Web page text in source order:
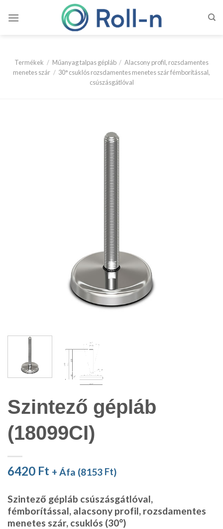
Termékek / Műanyag talpas gépláb / Alacsony profil, rozsdamentes
menetes szár / 30° csuklós rozsdamentes menetes szár fémborítással,
csúszásgátlóval
Szintező gépláb
(18099CI)
6420 Ft + Áfa (8153 Ft)
Szintező gépláb csúszásgátlóval,
fémborítással, alacsony profil, rozsdamentes
menetes szár, csuklós (30°)